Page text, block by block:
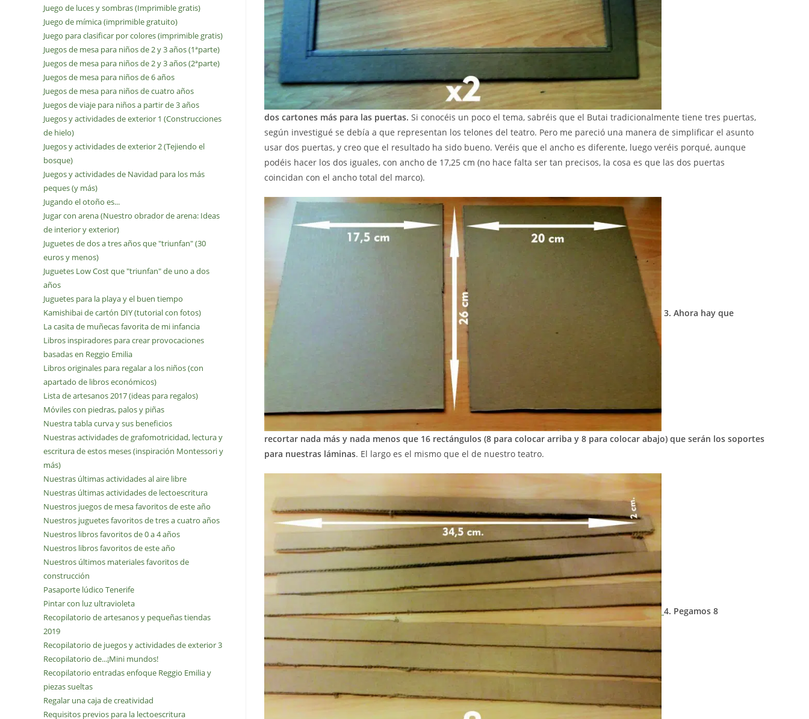
dos cartones más para las puertas. Si conocéis un poco el tema, sabréis que el Butai tradicionalmente tiene tres puertas,
según investigué se debía a que representan los telones del teatro. Pero me pareció una manera de simplificar el asunto
usar dos puertas, y creo que el resultado ha sido bueno. Veréis que el ancho es diferente, luego veréis porqué, aunque
podéis hacer los dos iguales, con ancho de 17,25 cm (no hace falta ser tan precisos, la cosa es que las dos puertas
coincidan con el ancho total del marco).
3. Ahora hay que
recortar nada más y nada menos que 16 rectángulos (8 para colocar arriba y 8 para colocar abajo) que serán los soportes
para nuestras láminas. El largo es el mismo que el de nuestro teatro.
4. Pegamos 8
Juego de luces y sombras (Imprimible gratis)
Juego de mímica (imprimible gratuito)
Juego para clasificar por colores (imprimible gratis)
Juegos de mesa para niños de 2 y 3 años (1ªparte)
Juegos de mesa para niños de 2 y 3 años (2ªparte)
Juegos de mesa para niños de 6 años
Juegos de mesa para niños de cuatro años
Juegos de viaje para niños a partir de 3 años
Juegos y actividades de exterior 1 (Construcciones
de hielo)
Juegos y actividades de exterior 2 (Tejiendo el
bosque)
Juegos y actividades de Navidad para los más
peques (y más)
Jugando el otoño es...
Jugar con arena (Nuestro obrador de arena: Ideas
de interior y exterior)
Juguetes de dos a tres años que "triunfan" (30
euros y menos)
Juguetes Low Cost que "triunfan" de uno a dos
años
Juguetes para la playa y el buen tiempo
Kamishibai de cartón DIY (tutorial con fotos)
La casita de muñecas favorita de mi infancia
Libros inspiradores para crear provocaciones
basadas en Reggio Emilia
Libros originales para regalar a los niños (con
apartado de libros económicos)
Lista de artesanos 2017 (ideas para regalos)
Móviles con piedras, palos y piñas
Nuestra tabla curva y sus beneficios
Nuestras actividades de grafomotricidad, lectura y
escritura de estos meses (inspiración Montessori y
más)
Nuestras últimas actividades al aire libre
Nuestras últimas actividades de lectoescritura
Nuestros juegos de mesa favoritos de este año
Nuestros juguetes favoritos de tres a cuatro años
Nuestros libros favoritos de 0 a 4 años
Nuestros libros favoritos de este año
Nuestros últimos materiales favoritos de
construcción
Pasaporte lúdico Tenerife
Pintar con luz ultravioleta
Recopilatorio de artesanos y pequeñas tiendas
2019
Recopilatorio de juegos y actividades de exterior 3
Recopilatorio de...¡Mini mundos!
Recopilatorio entradas enfoque Reggio Emilia y
piezas sueltas
Regalar una caja de creatividad
Requisitos previos para la lectoescritura